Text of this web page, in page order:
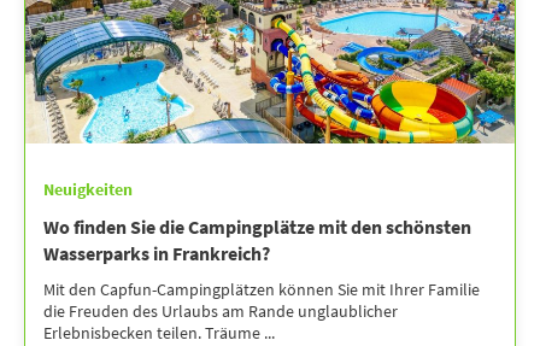
Neuigkeiten
Wo finden Sie die Campingplätze mit den schönsten
Wasserparks in Frankreich?
Mit den Capfun-Campingplätzen können Sie mit Ihrer Familie
die Freuden des Urlaubs am Rande unglaublicher
Erlebnisbecken teilen. Träume ...